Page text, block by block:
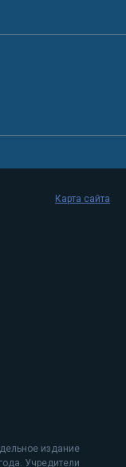
издание
Учредители
Карта сайта